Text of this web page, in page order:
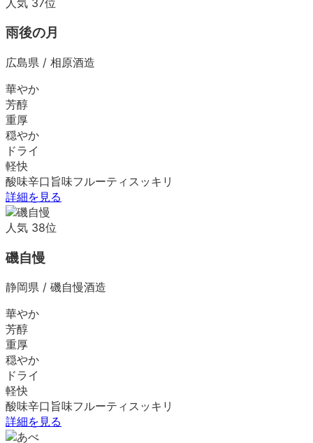
雨後の月
広島県 / 相原酒造
華やか
芳醇
重厚
穏やか
ドライ
軽快
酸味辛口 旨味フルーティ スッキリ
詳細を見る
人気 38位
磯自慢
静岡県 / 磯自慢酒造
華やか
芳醇
重厚
穏やか
ドライ
軽快
酸味辛口 旨味フルーティ スッキリ
詳細を見る